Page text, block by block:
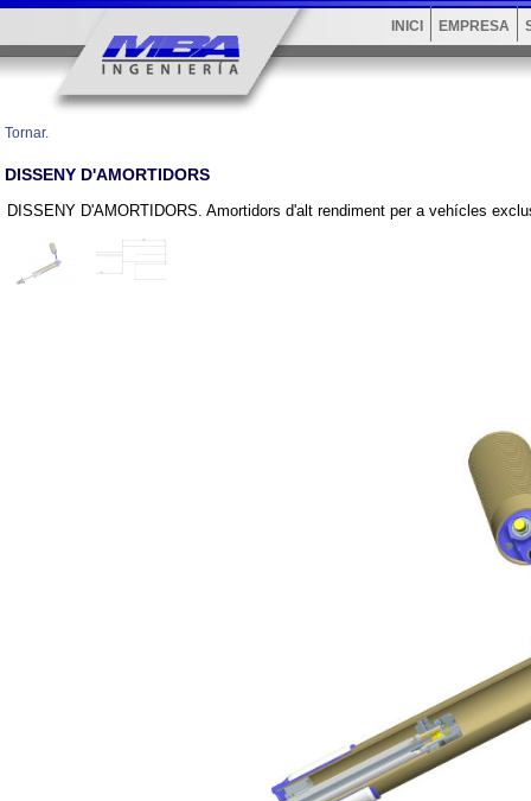
INICI EMPRESA
Tornar.
DISSENY D'AMORTIDORS
DISSENY D'AMORTIDORS. Amortidors d'alt rendiment per a vehícles